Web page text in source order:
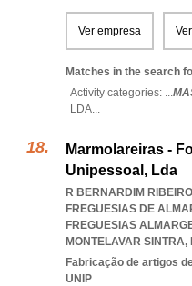
Ver empresa
Matches in the search
Activity categories: ...
LDA...
Marmolareiras -
Unipessoal, Lda
R BERNARDIM
FREGUESIAS DE
FREGUESIAS
MONTELAVAR SINTRA,
Fabricação de artigos
UNIP